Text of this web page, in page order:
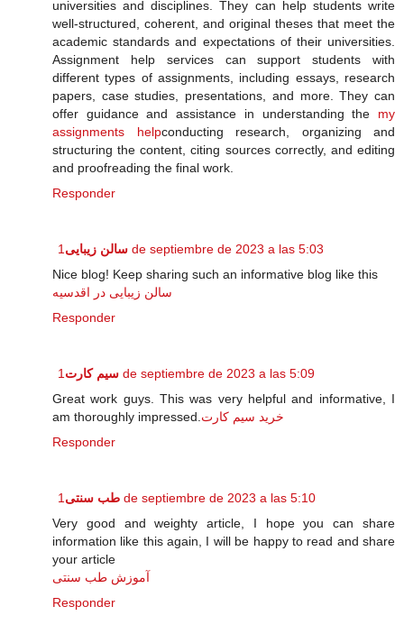
universities and disciplines. They can help students write
well-structured, coherent, and original theses that meet the
academic standards and expectations of their universities.
Assignment help services can support students with
different types of assignments, including essays, research
papers, case studies, presentations, and more. They can
offer guidance and assistance in understanding the my
assignments helpconducting research, organizing and
structuring the content, citing sources correctly, and editing
and proofreading the final work.
Responder
سالن زیبایی 1 de septiembre de 2023 a las 5:03
Nice blog! Keep sharing such an informative blog like this
سالن زیبایی در اقدسیه
Responder
سیم کارت 1 de septiembre de 2023 a las 5:09
Great work guys. This was very helpful and informative, I
am thoroughly impressed. خرید سیم کارت
Responder
طب سنتی 1 de septiembre de 2023 a las 5:10
Very good and weighty article, I hope you can share
information like this again, I will be happy to read and share
your article
آموزش طب سنتی
Responder